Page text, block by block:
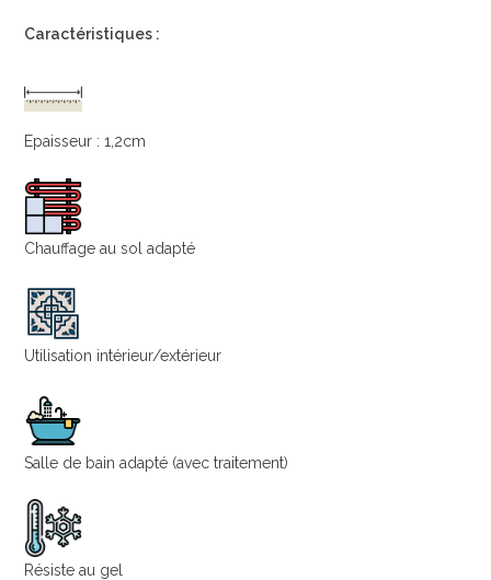
Caractéristiques :
Epaisseur : 1,2cm
Chauffage au sol adapté
Utilisation intérieur/extérieur
Salle de bain adapté (avec traitement)
Résiste au gel